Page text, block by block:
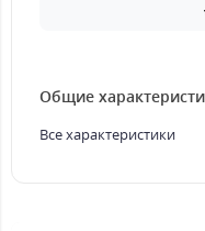
Общие
Все характеристики